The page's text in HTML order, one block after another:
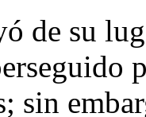
de su
sin